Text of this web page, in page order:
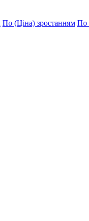
По (Ціна) зростанням По